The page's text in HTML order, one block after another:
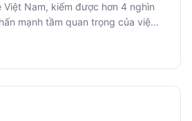
Nam, kiếm được hơn 4 nghìn
mạnh tầm quan trọng của việc
ty Nga đang tìm cách mở